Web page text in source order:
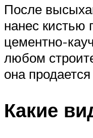
После
нанес кистью
цементно-
любом
она
Какие